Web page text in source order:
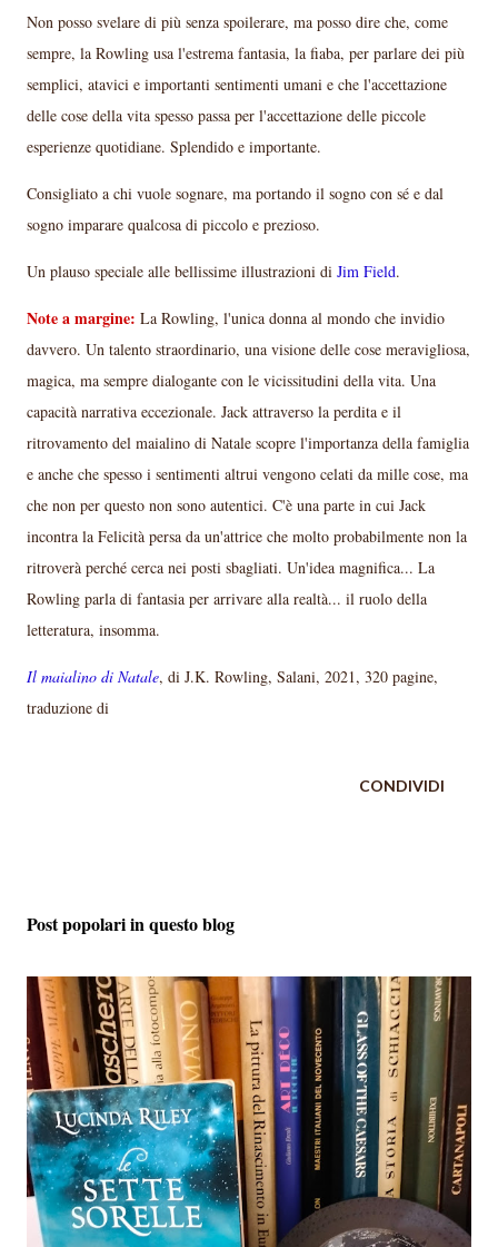
Non posso svelare di più senza spoilerare, ma posso dire che, come
sempre, la Rowling usa l'estrema fantasia, la fiaba, per parlare dei più
semplici, atavici e importanti sentimenti umani e che l'accettazione
delle cose della vita spesso passa per l'accettazione delle piccole
esperienze quotidiane. Splendido e importante.
Consigliato a chi vuole sognare, ma portando il sogno con sé e dal
sogno imparare qualcosa di piccolo e prezioso.
Un plauso speciale alle bellissime illustrazioni di Jim Field.
Note a margine: La Rowling, l'unica donna al mondo che invidio
davvero. Un talento straordinario, una visione delle cose meravigliosa,
magica, ma sempre dialogante con le vicissitudini della vita. Una
capacità narrativa eccezionale. Jack attraverso la perdita e il
ritrovamento del maialino di Natale scopre l'importanza della famiglia
e anche che spesso i sentimenti altrui vengono celati da mille cose, ma
che non per questo non sono autentici. C'è una parte in cui Jack
incontra la Felicità persa da un'attrice che molto probabilmente non la
ritroverà perché cerca nei posti sbagliati. Un'idea magnifica... La
Rowling parla di fantasia per arrivare alla realtà... il ruolo della
letteratura, insomma.
Il maialino di Natale, di J.K. Rowling, Salani, 2021, 320 pagine,
traduzione di
CONDIVIDI
Post popolari in questo blog